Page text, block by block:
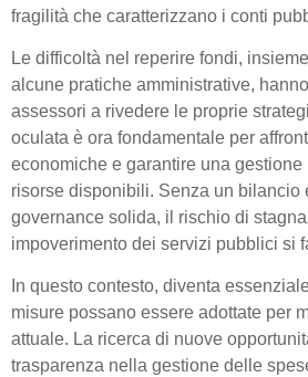
fragilità che caratterizzano i conti
Le difficoltà nel reperire fondi,
alcune pratiche amministrative,
assessori a rivedere le proprie
oculata è ora fondamentale per
economiche e garantire una
risorse disponibili. Senza un bilancio
governance solida, il rischio di
impoverimento dei servizi pubblici si
In questo contesto, diventa
misure possano essere adottate per
attuale. La ricerca di nuove
trasparenza nella gestione delle